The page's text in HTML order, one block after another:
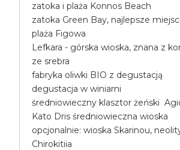
zatoka i plaża Konnos Beach
zatoka Green Bay, najlepsze
plaża Figowa
Lefkara - górska wioska, znana z
ze srebra
fabryka oliwki BIO z degustacją
degustacja w winiarni
średniowieczny klasztor żeński
Kato Dris średniowieczna wioska
opcjonalnie: wioska Skarinou,
Chirokitiia